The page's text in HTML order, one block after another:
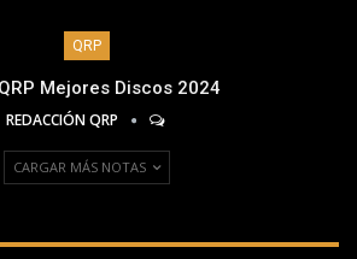
QRP
Mejores Discos 2024
REDACCIÓN QRP
CARGAR MÁS NOTAS